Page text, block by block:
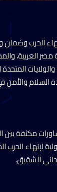
الحرب وضمان
العربية،
مكثفة بين
لإنهاء
الشقيق.